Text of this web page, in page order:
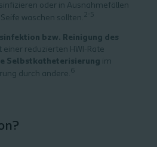
oder in Ausnahmefällen
waschen sollten. 2-5
bzw. Reinigung des
einer reduzierten HWI-Rate
Selbstkatheterisierung im
durch andere. 6